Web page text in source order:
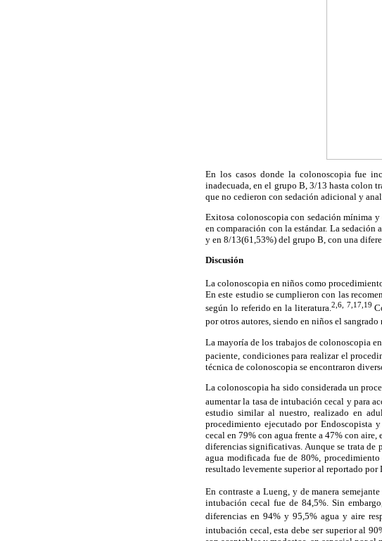
En los casos donde la colonoscopia fue
inadecuada, en el grupo B, 3/13 hasta colon
que no cedieron con sedación adicional y
Exitosa colonoscopia con sedación mínima
en comparación con la estándar. La
y en 8/13(61,53%) del grupo B, con una
Discusión
La colonoscopia en niños como
En este estudio se cumplieron con las
según lo referido en la literatura.2,6, 7,17,19
por otros autores, siendo en niños el sangrado
La mayoría de los trabajos de colonoscopia
paciente, condiciones para realizar el
técnica de colonoscopia se encontraron
La colonoscopia ha sido considerada un
aumentar la tasa de intubación cecal y para
estudio similar al nuestro, realizado en
procedimiento ejecutado por Endoscopista
cecal en 79% con agua frente a 47% con
diferencias significativas. Aunque se trata de
agua modificada fue de 80%,
resultado levemente superior al reportado
En contraste a Lueng, y de manera
intubación cecal fue de 84,5%. Sin
diferencias en 94% y 95,5% agua y aire
intubación cecal, esta debe ser superior al